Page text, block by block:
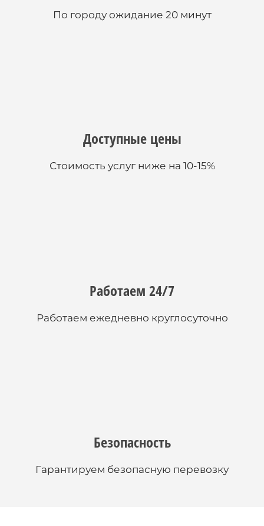
По городу ожидание 20 минут
Доступные цены
Стоимость услуг ниже на 10-15%
Работаем 24/7
Работаем ежедневно круглосуточно
Безопасность
Гарантируем безопасную перевозку